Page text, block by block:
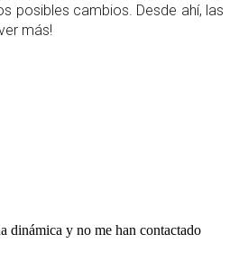
posibles cambios. Desde ahí, las
más!